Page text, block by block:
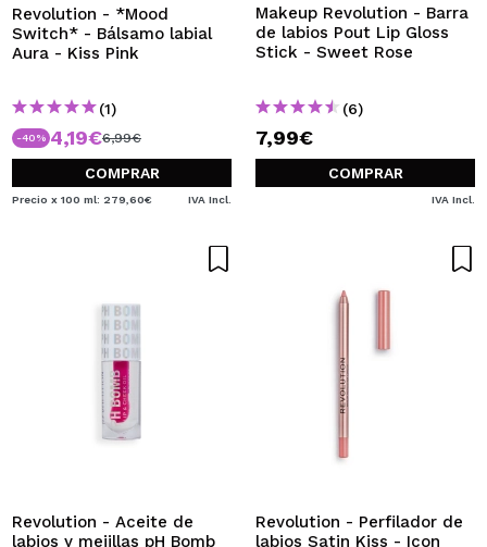
Revolution - *Mood
Switch* - Bálsamo labial
Aura - Kiss Pink
(1)
-40% 4,19€6,99€
COMPRAR
Precio x 100 ml: 279,60€ IVA Incl.
Makeup Revolution - Barra
de labios Pout Lip Gloss
Stick - Sweet Rose
(6)
7,99€
COMPRAR
IVA Incl.
Revolution - Aceite de
labios y mejillas pH Bomb
Revolution - Perfilador de
labios Satin Kiss - Icon